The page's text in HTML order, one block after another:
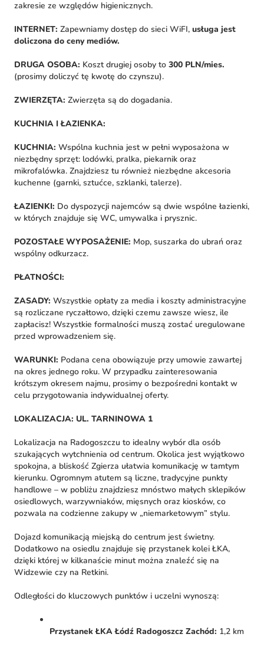
zakresie ze względów higienicznych.
INTERNET: Zapewniamy dostęp do sieci WiFI, usługa jest
doliczona do ceny mediów.
DRUGA OSOBA: Koszt drugiej osoby to 300 PLN/mies.
(prosimy doliczyć tę kwotę do czynszu).
ZWIERZĘTA: Zwierzęta są do dogadania.
KUCHNIA I ŁAZIENKA:
KUCHNIA: Wspólna kuchnia jest w pełni wyposażona w
niezbędny sprzęt: lodówki, pralka, piekarnik oraz
mikrofalówka. Znajdziesz tu również niezbędne akcesoria
kuchenne (garnki, sztućce, szklanki, talerze).
ŁAZIENKI: Do dyspozycji najemców są dwie wspólne łazienki,
w których znajduje się WC, umywalka i prysznic.
POZOSTAŁE WYPOSAŻENIE: Mop, suszarka do ubrań oraz
wspólny odkurzacz.
PŁATNOŚCI:
ZASADY: Wszystkie opłaty za media i koszty administracyjne
są rozliczane ryczałtowo, dzięki czemu zawsze wiesz, ile
zapłacisz! Wszystkie formalności muszą zostać uregulowane
przed wprowadzeniem się.
WARUNKI: Podana cena obowiązuje przy umowie zawartej
na okres jednego roku. W przypadku zainteresowania
krótszym okresem najmu, prosimy o bezpośredni kontakt w
celu przygotowania indywidualnej oferty.
LOKALIZACJA: UL. TARNINOWA 1
Lokalizacja na Radogoszczu to idealny wybór dla osób
szukających wytchnienia od centrum. Okolica jest wyjątkowo
spokojna, a bliskość Zgierza ułatwia komunikację w tamtym
kierunku. Ogromnym atutem są liczne, tradycyjne punkty
handlowe – w pobliżu znajdziesz mnóstwo małych sklepików
osiedlowych, warzywniaków, mięsnych oraz kiosków, co
pozwala na codzienne zakupy w „niemarketowym” stylu.
Dojazd komunikacją miejską do centrum jest świetny.
Dodatkowo na osiedlu znajduje się przystanek kolei ŁKA,
dzięki której w kilkanaście minut można znaleźć się na
Widzewie czy na Retkini.
Odległości do kluczowych punktów i uczelni wynoszą:
Przystanek ŁKA Łódź Radogoszcz Zachód: 1,2 km